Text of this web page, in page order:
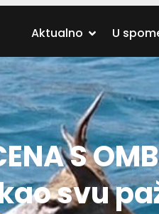
Aktualno U
S
svu